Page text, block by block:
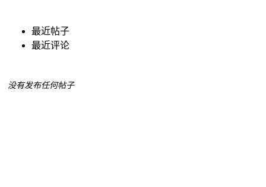
最近帖子
最近评论
没有发布任何帖子